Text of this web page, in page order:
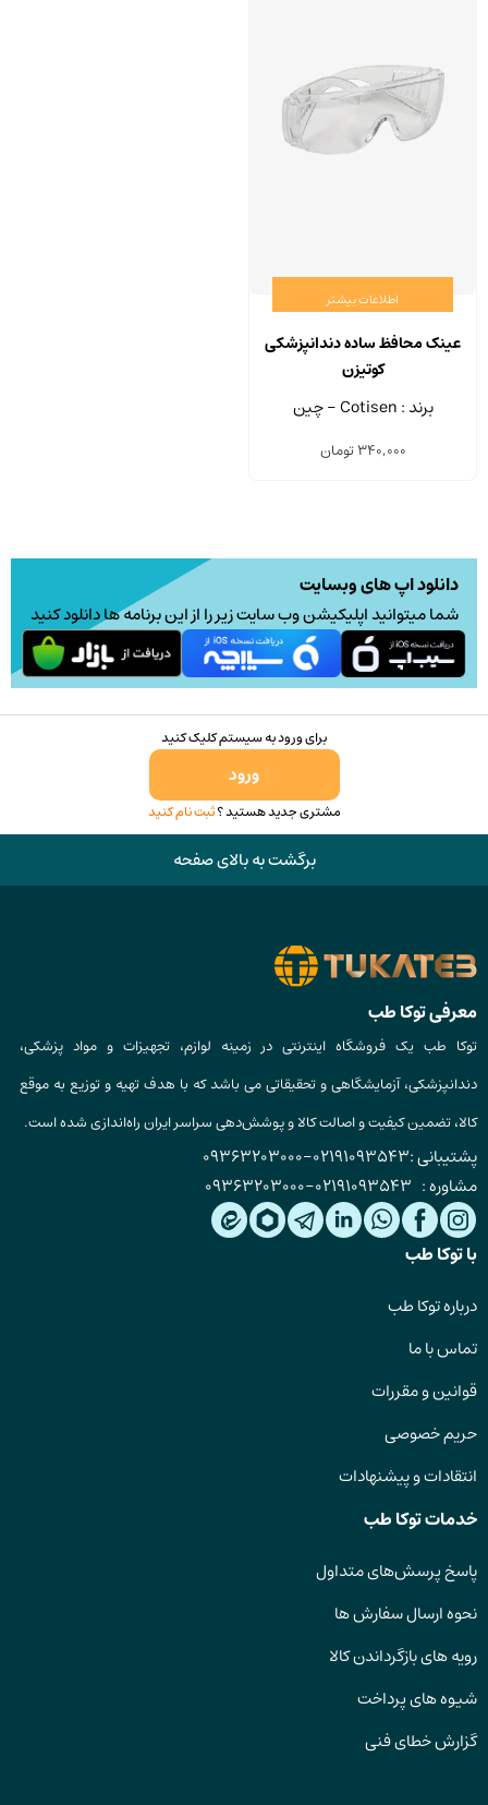
اطلاعات بیشتر
عینک محافظ ساده دندانپزشکی
کوتیزن
برند : Cotisen - چین
340,000تومان
دانلود اپ های وبسایت
شما میتوانید اپلیکیشن وب سایت زیر را از این برنامه ها دانلود کنید
برای ورود به سیستم کلیک کنید
ورود
مشتری جدید هستید ؟ثبت نام کنید
برگشت به بالای صفحه
معرفی توکا طب
توکا طب یک فروشگاه اینترنتی در زمینه لوازم، تجهیزات و مواد پزشکی،
دندانپزشکی، آزمایشگاهی و تحقیقاتی می باشد که با هدف تهیه و توزیع به موقع
کالا، تضمین کیفیت و اصالت کالا و پوشش‌دهی سراسر ایران راه‌اندازی شده است.
پشتیبانی :02191093543
-
09363203000
مشاوره : 02191093543
-
09363203000
با توکا طب
درباره توکا طب
تماس با ما
قوانین و مقررات
حریم خصوصی
انتقادات و پیشنهادات
خدمات توکا طب
پاسخ پرسش‌های متداول
نحوه ارسال سفارش ها
رویه های بازگرداندن کالا
شیوه های پرداخت
گزارش خطای فنی